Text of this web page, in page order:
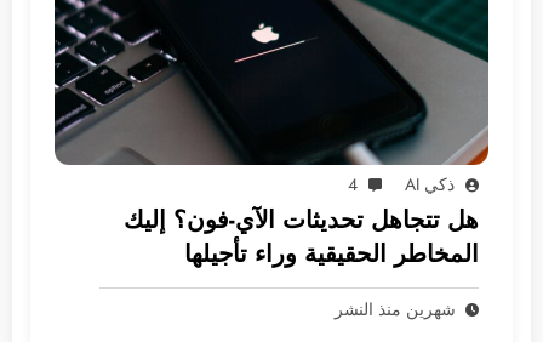
ذكي AI 4
هل تتجاهل تحديثات الآي-فون؟ إليك
المخاطر الحقيقية وراء تأجيلها
شهرين منذ النشر